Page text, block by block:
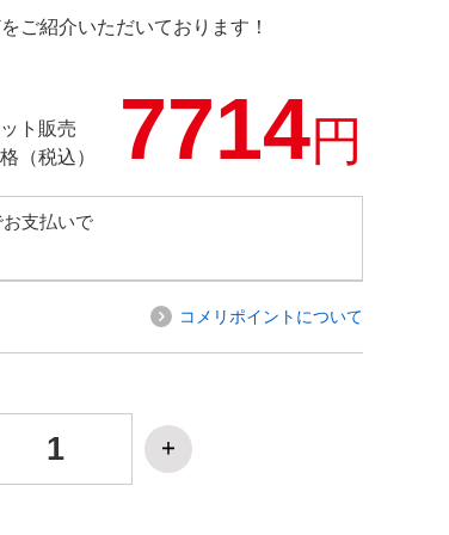
ご紹介いただいております！
ト販売
（税込）
7714円
支払いで
コメリポイントについて